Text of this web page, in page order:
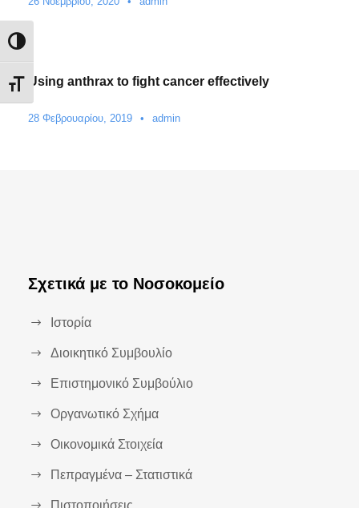
Εναλλαγή Υψηλής Αντίθεσης
Εναλλαγή Μεγέθους Γραμμάτων
Using anthrax to fight cancer effectively
28 Φεβρουαρίου, 2019 • admin
Σχετικά με το Νοσοκομείο
Ιστορία
Διοικητικό Συμβουλίο
Επιστημονικό Συμβούλιο
Οργανωτικό Σχήμα
Οικονομικά Στοιχεία
Πεπραγμένα – Στατιστικά
Πιστοποιήσεις